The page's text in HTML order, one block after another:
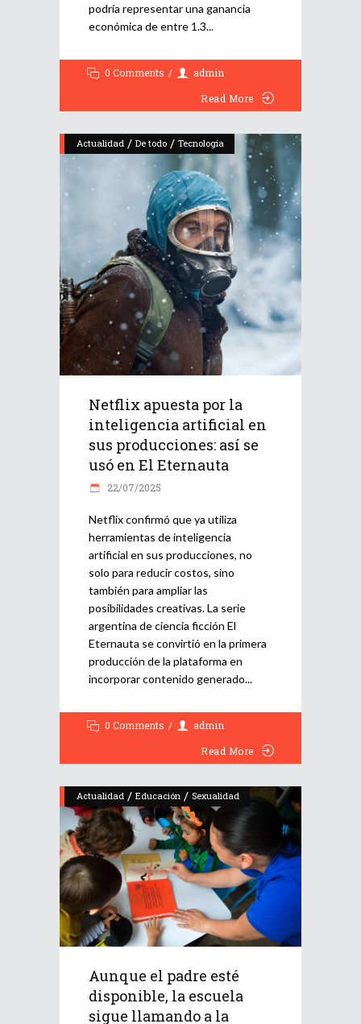
podría representar una ganancia
económica de entre 1.3
0 Comments
admin
Read More
Actualidad / De todo / Tecnología
Netflix apuesta por la
inteligencia artificial en
sus producciones: así se
usó en El Eternauta
22/07/2025
Netflix confirmó que ya utiliza
herramientas de inteligencia
artificial en sus producciones, no
solo para reducir costos, sino
también para ampliar las
posibilidades creativas. La serie
argentina de ciencia ficción El
Eternauta se convirtió en la primera
producción de la plataforma en
incorporar contenido generado
0 Comments
admin
Read More
Actualidad / Educación / Sexualidad
Aunque el padre esté
disponible, la escuela
sigue llamando a la